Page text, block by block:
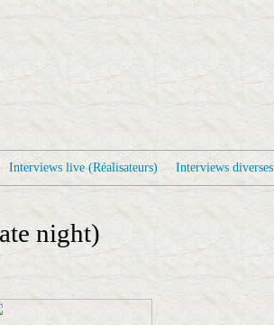
Interviews live (Réalisateurs) Interviews diverses
night)